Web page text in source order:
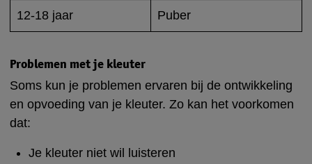
12-18 jaar Puber
Problemen met je kleuter
Soms kun je problemen ervaren bij de ontwikkeling
en opvoeding van je kleuter. Zo kan het voorkomen
dat:
Je kleuter niet wil luisteren